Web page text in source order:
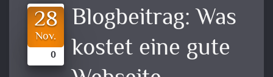
28
Nov.
0
Blogbeitrag:Was
kostet eine gute